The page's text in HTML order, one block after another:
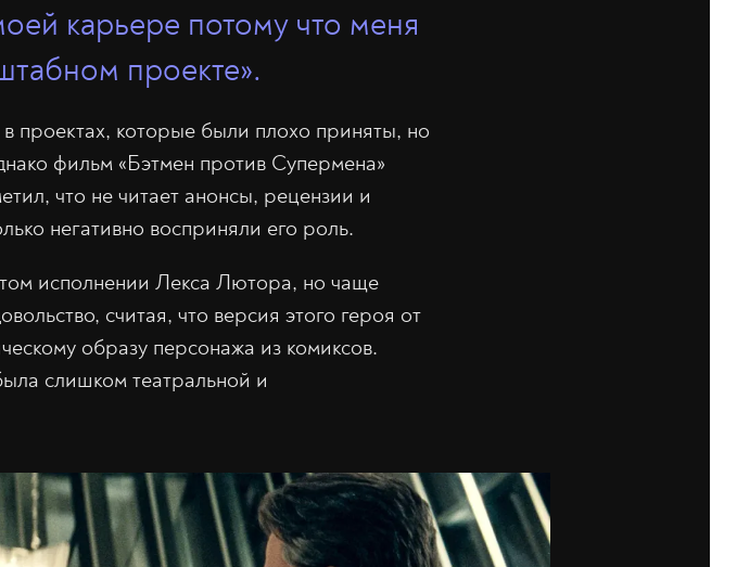
карьере потому что меня
проекте».
проектах, которые были плохо приняты, но
фильм «Бэтмен против Супермена»
что не читает анонсы, рецензии и
негативно восприняли его роль.
исполнении Лекса Лютора, но чаще
считая, что версия этого героя от
образу персонажа из комиксов.
слишком театральной и